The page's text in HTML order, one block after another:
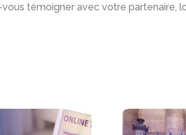
témoigner avec votre partenaire,